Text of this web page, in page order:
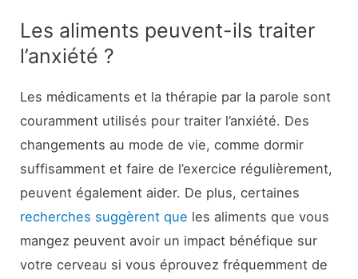
Les aliments peuvent-ils traiter
l’anxiété ?
Les médicaments et la thérapie par la parole sont
couramment utilisés pour traiter l’anxiété. Des
changements au mode de vie, comme dormir
suffisamment et faire de l’exercice régulièrement,
peuvent également aider. De plus, certaines
recherches suggèrent que les aliments que vous
mangez peuvent avoir un impact bénéfique sur
votre cerveau si vous éprouvez fréquemment de